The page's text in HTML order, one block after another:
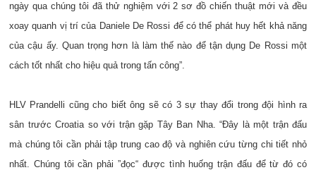
ngày qua chúng tôi đã thử nghiệm với 2 sơ đồ chiến thuật mới và đều
xoay quanh vị trí của Daniele De Rossi để có thể phát huy hết khả năng
của cậu ấy. Quan trọng hơn là làm thế nào để tận dụng De Rossi một
cách tốt nhất cho hiệu quả trong tấn công”.
HLV Prandelli cũng cho biết ông sẽ có 3 sự thay đổi trong đội hình ra
sân trước Croatia so với trận gặp Tây Ban Nha. “Đây là một trận đấu
mà chúng tôi cần phải tập trung cao độ và nghiên cứu từng chi tiết nhỏ
nhất. Chúng tôi cần phải ”đọc“ được tình huống trận đấu để từ đó có